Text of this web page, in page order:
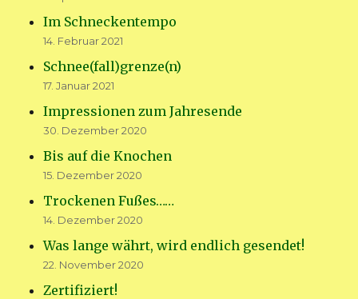
Im Schneckentempo
14. Februar 2021
Schnee(fall)grenze(n)
17. Januar 2021
Impressionen zum Jahresende
30. Dezember 2020
Bis auf die Knochen
15. Dezember 2020
Trockenen Fußes……
14. Dezember 2020
Was lange währt, wird endlich gesendet!
22. November 2020
Zertifiziert!